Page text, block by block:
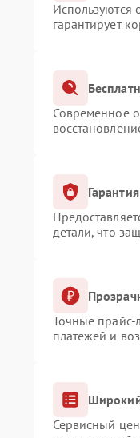
Используются
гарантирует
Современное
детали, что
Точные прайс-
платежей и
Сервисный